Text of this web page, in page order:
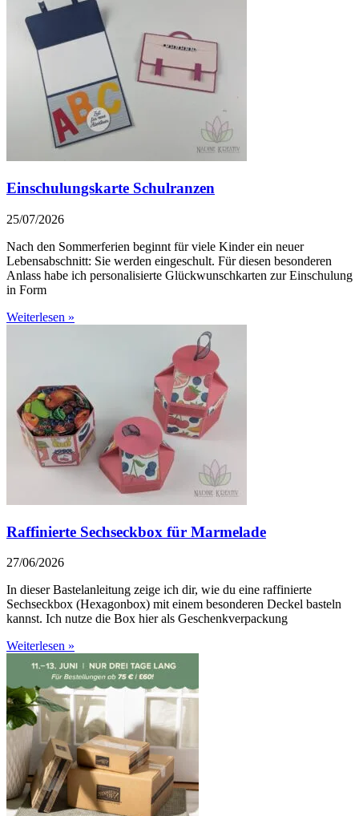
Einschulungskarte Schulranzen
25/07/2026
Nach den Sommerferien beginnt für viele Kinder ein neuer
Lebensabschnitt: Sie werden eingeschult. Für diesen besonderen
Anlass habe ich personalisierte Glückwunschkarten zur Einschulung
in Form
Weiterlesen »
Raffinierte Sechseckbox für Marmelade
27/06/2026
In dieser Bastelanleitung zeige ich dir, wie du eine raffinierte
Sechseckbox (Hexagonbox) mit einem besonderen Deckel basteln
kannst. Ich nutze die Box hier als Geschenkverpackung
Weiterlesen »